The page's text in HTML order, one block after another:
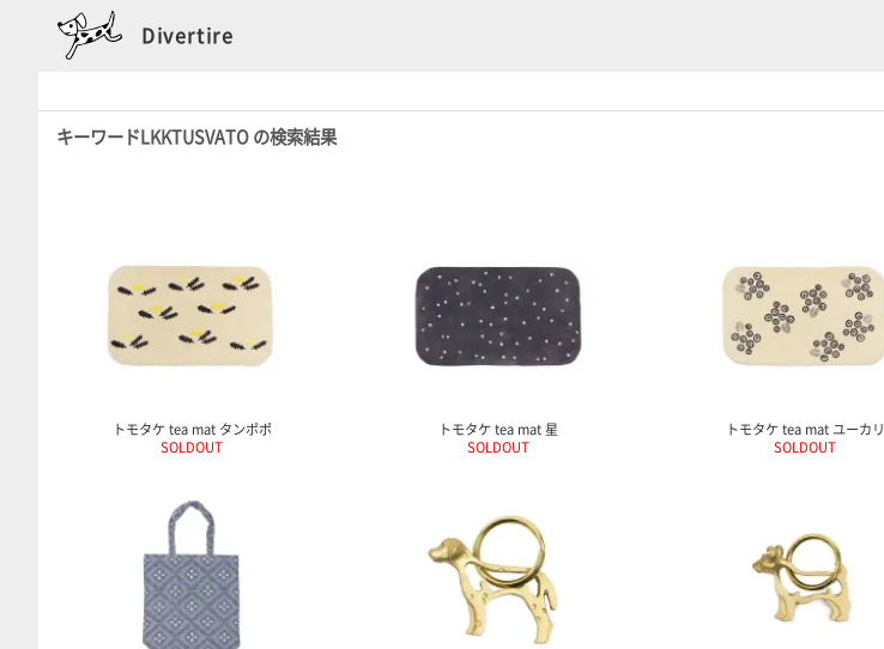
Divertire
キーワードLKKTUSVATO の検索結果
トモタケ tea mat タンポポ
SOLDOUT
トモタケ tea mat 星
SOLDOUT
トモタケ tea mat ユーカリ
SOLDOUT